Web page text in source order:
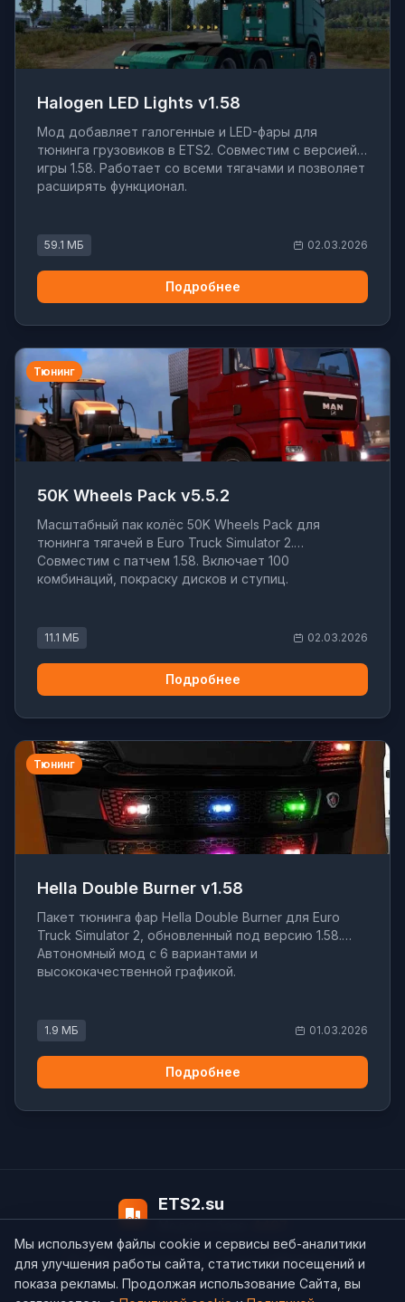
Halogen LED Lights v1.58
Мод добавляет галогенные и LED-фары для
тюнинга грузовиков в ETS2. Совместим с версией
игры 1.58. Работает со всеми тягачами и позволяет
расширять функционал.
59.1 МБ 02.03.2026
Подробнее
Тюнинг
50K Wheels Pack v5.5.2
Масштабный пак колёс 50K Wheels Pack для
тюнинга тягачей в Euro Truck Simulator 2.
Совместим с патчем 1.58. Включает 100
комбинаций, покраску дисков и ступиц.
11.1 МБ 02.03.2026
Подробнее
Тюнинг
Hella Double Burner v1.58
Пакет тюнинга фар Hella Double Burner для Euro
Truck Simulator 2, обновленный под версию 1.58.
Автономный мод с 6 вариантами и
высококачественной графикой.
1.9 МБ 01.03.2026
Подробнее
ETS2.su
О нас Контакты support@ets2.su
Мы используем файлы cookie и сервисы веб-аналитики
для улучшения работы сайта, статистики посещений и
показа рекламы. Продолжая использование Сайта, вы